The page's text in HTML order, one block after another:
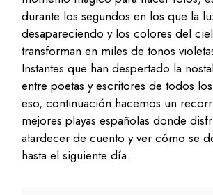
durante los segundos en los que la
desapareciendo y los colores del
transforman en miles de tonos
Instantes que han despertado la
entre poetas y escritores de todos
eso, continuación hacemos un
mejores playas españolas donde
atardecer de cuento y ver cómo se
hasta el siguiente día.